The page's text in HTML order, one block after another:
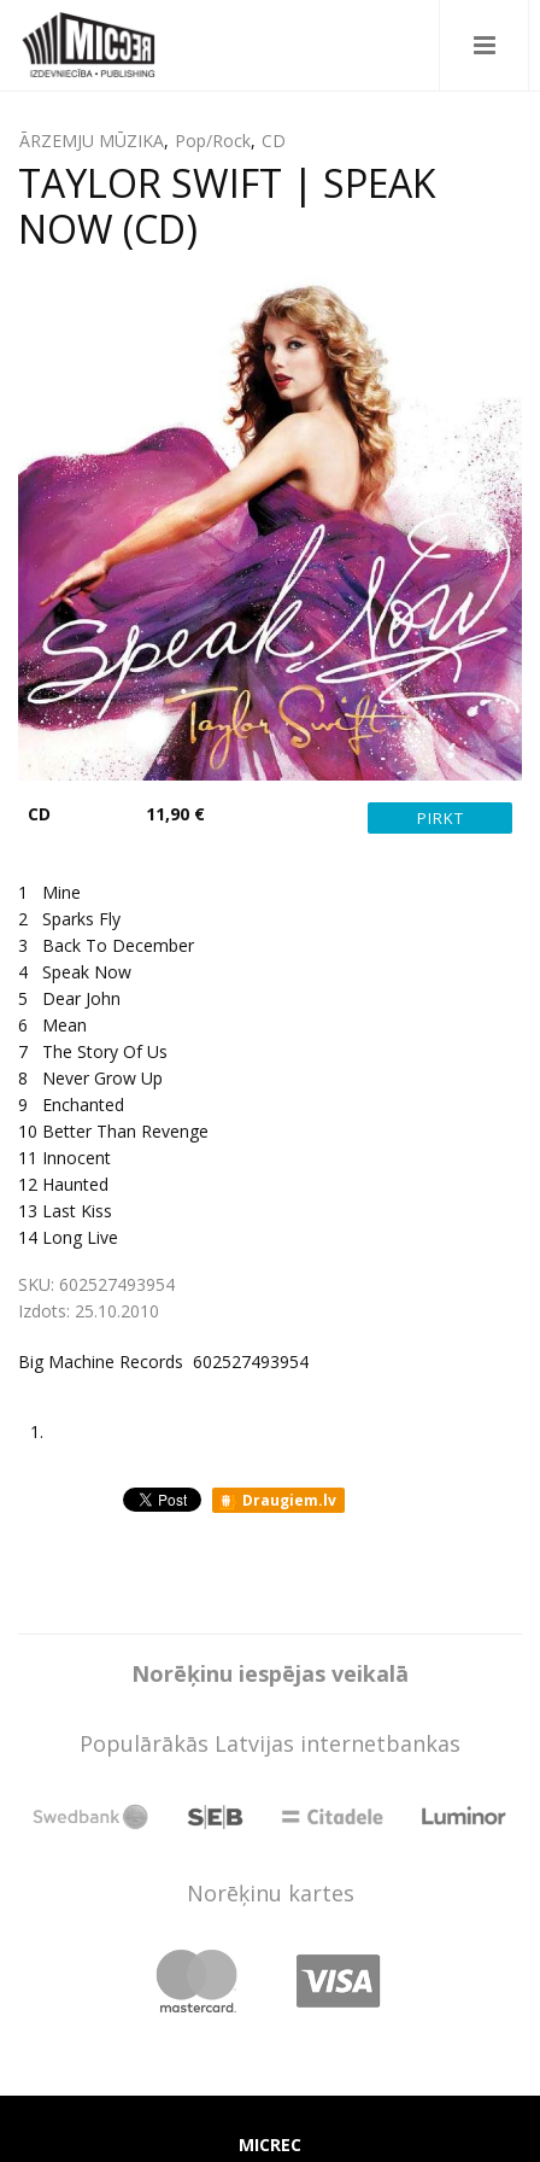
ĀRZEMJU MŪZIKA, Pop/Rock, CD
TAYLOR SWIFT | SPEAK
NOW (CD)
CD 11,90 €
1
Mine
2
Sparks Fly
3
Back To December
4
Speak Now
5
Dear John
6
Mean
7
The Story Of Us
8
Never Grow Up
9
Enchanted
10 Better Than Revenge
11 Innocent
12 Haunted
13 Last Kiss
14 Long Live
SKU: 602527493954
Izdots: 25.10.2010
Big Machine Records 602527493954
1.
Draugiem.lv
Norēķinu iespējas veikalā
Populārākās Latvijas internetbankas
Norēķinu kartes
MICREC